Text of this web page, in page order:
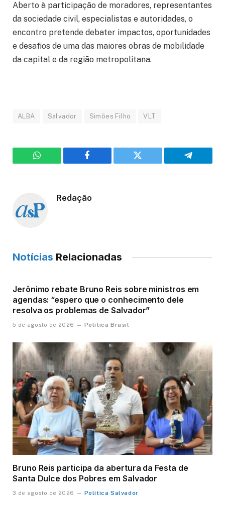
Aberto à participação de moradores, representantes
da sociedade civil, especialistas e autoridades, o
encontro pretende debater impactos, oportunidades
e desafios de uma das maiores obras de mobilidade
da capital e da região metropolitana.
ALBA Salvador Simões Filho VLT
WhatsApp Facebook Twitter Telegram
Redação
Notícias Relacionadas
Jerônimo rebate Bruno Reis sobre ministros em
agendas: “espero que o conhecimento dele
resolva os problemas de Salvador”
5 de agosto de 2026 Política Brasil
Bruno Reis participa da abertura da Festa de
Santa Dulce dos Pobres em Salvador
3 de agosto de 2026 Política Salvador